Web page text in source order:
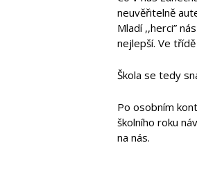
neuvěřitelně
Mladí ,,herci”
nejlepší. Ve
Škola se tedy
Po osobním
školního roku
na nás.